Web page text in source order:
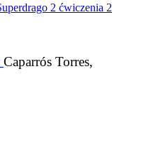
Caparrós Torres,